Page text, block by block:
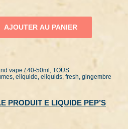
AJOUTER AU PANIER
vape / 40-50ml , TOUS
, eliquide, eliquids, fresh, gingembre
PRODUIT E LIQUIDE PEP’S